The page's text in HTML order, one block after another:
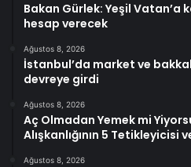
Bakan Gürlek: Yeşil Vatan’a
hesap verecek
Ağustos 8, 2026
İstanbul’da market ve
devreye girdi
Ağustos 8, 2026
Aç Olmadan Yemek mi
Alışkanlığının 5 Tetikleyicisi
Ağustos 8, 2026